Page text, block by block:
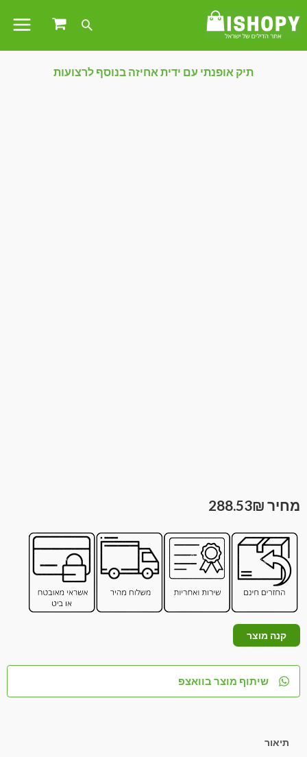
תיק אופנתי עם ידית אחיזה בנוסף לרצועות
288.53₪
קנה מוצר
שיתוף מוצר בוואצפ
תיאור